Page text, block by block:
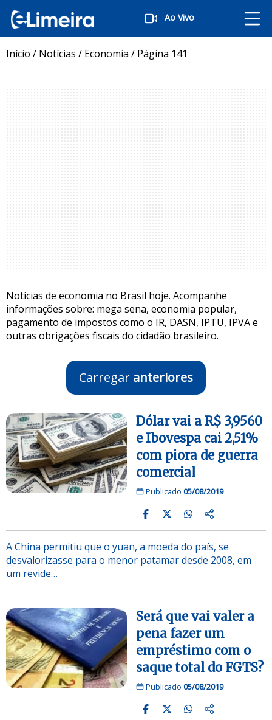
Ao Vivo
Início / Notícias / Economia / Página 141
Notícias de economia no Brasil hoje. Acompanhe
informações sobre: mega sena, economia popular,
pagamento de impostos como o IR, DASN, IPTU, IPVA e
outras obrigações fiscais do cidadão brasileiro.
Carregar anteriores
Dólar vai a R$ 3,9560
e Ibovespa cai 2,51%
com piora de guerra
comercial
Publicado 05/08/2019
A China permitiu que o yuan, a moeda do país, se
desvalorizasse para o menor patamar desde 2008, em
um revide…
Será que vai valer a
pena fazer um
empréstimo com o
saque total do FGTS?
Publicado 05/08/2019